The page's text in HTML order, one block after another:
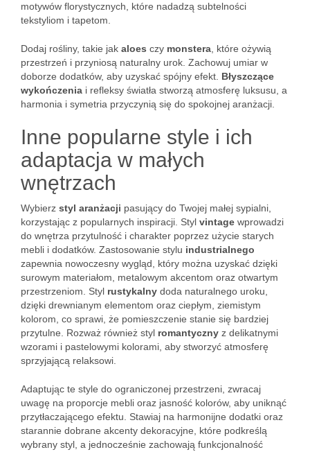
motywów florystycznych, które nadadzą subtelności
tekstyliom i tapetom.
Dodaj rośliny, takie jak aloes czy monstera , które ożywią
przestrzeń i przyniosą naturalny urok. Zachowuj umiar w
doborze dodatków, aby uzyskać spójny efekt. Błyszczące
wykończenia i refleksy światła stworzą atmosferę luksusu, a
harmonia i symetria przyczynią się do spokojnej aranżacji.
Inne popularne style i ich
adaptacja w małych
wnętrzach
Wybierz styl aranżacji pasujący do Twojej małej sypialni,
korzystając z popularnych inspiracji. Styl vintage wprowadzi
do wnętrza przytulność i charakter poprzez użycie starych
mebli i dodatków. Zastosowanie stylu industrialnego
zapewnia nowoczesny wygląd, który można uzyskać dzięki
surowym materiałom, metalowym akcentom oraz otwartym
przestrzeniom. Styl rustykalny doda naturalnego uroku,
dzięki drewnianym elementom oraz ciepłym, ziemistym
kolorom, co sprawi, że pomieszczenie stanie się bardziej
przytulne. Rozważ również styl romantyczny z delikatnymi
wzorami i pastelowymi kolorami, aby stworzyć atmosferę
sprzyjającą relaksowi.
Adaptując te style do ograniczonej przestrzeni, zwracaj
uwagę na proporcje mebli oraz jasność kolorów, aby uniknąć
przytłaczającego efektu. Stawiaj na harmonijne dodatki oraz
starannie dobrane akcenty dekoracyjne, które podkreślą
wybrany styl, a jednocześnie zachowają funkcjonalność